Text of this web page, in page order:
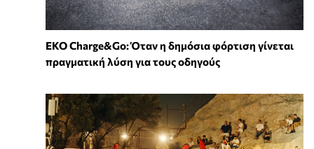
EKO Charge&Go: Όταν η δημόσια φόρτιση γίνεται
πραγματική λύση για τους οδηγούς